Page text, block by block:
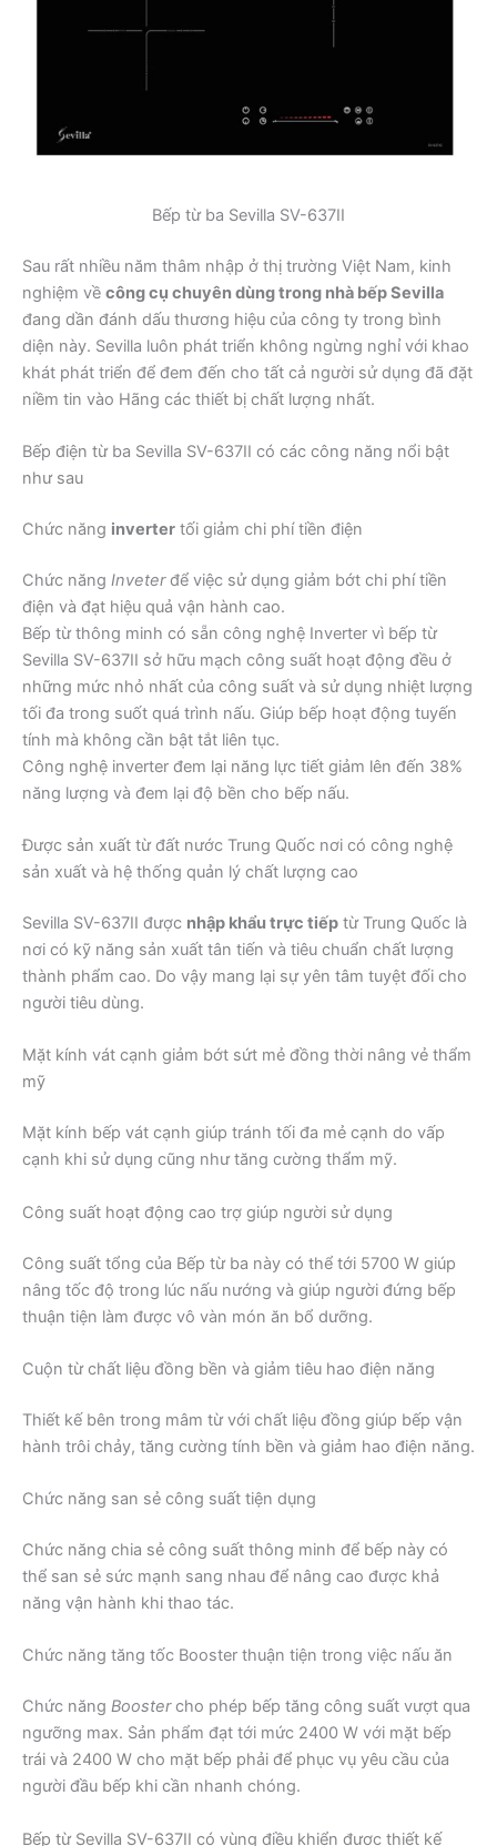
Bếp từ ba Sevilla SV-637II
Sau rất nhiều năm thâm nhập ở thị trường Việt Nam, kinh
nghiệm về công cụ chuyên dùng trong nhà bếp Sevilla
đang dần đánh dấu thương hiệu của công ty trong bình
diện này. Sevilla luôn phát triển không ngừng nghỉ với khao
khát phát triển để đem đến cho tất cả người sử dụng đã đặt
niềm tin vào Hãng các thiết bị chất lượng nhất.
Bếp điện từ ba Sevilla SV-637II có các công năng nổi bật
như sau
Chức năng inverter tối giảm chi phí tiền điện
Chức năng Inveterđể việc sử dụng giảm bớt chi phí tiền
điện và đạt hiệu quả vận hành cao.
Bếp từ thông minh có sẵn công nghệ Inverter vì bếp từ
Sevilla SV-637II sở hữu mạch công suất hoạt động đều ở
những mức nhỏ nhất của công suất và sử dụng nhiệt lượng
tối đa trong suốt quá trình nấu. Giúp bếp hoạt động tuyến
tính mà không cần bật tắt liên tục.
Công nghệ inverter đem lại năng lực tiết giảm lên đến 38%
năng lượng và đem lại độ bền cho bếp nấu.
Được sản xuất từ đất nước Trung Quốc nơi có công nghệ
sản xuất và hệ thống quản lý chất lượng cao
Sevilla SV-637II được nhập khẩu trực tiếp từ Trung Quốc là
nơi có kỹ năng sản xuất tân tiến và tiêu chuẩn chất lượng
thành phẩm cao. Do vậy mang lại sự yên tâm tuyệt đối cho
người tiêu dùng.
Mặt kính vát cạnh giảm bớt sứt mẻ đồng thời nâng vẻ thẩm
mỹ
Mặt kính bếp vát cạnh giúp tránh tối đa mẻ cạnh do vấp
cạnh khi sử dụng cũng như tăng cường thẩm mỹ.
Công suất hoạt động cao trợ giúp người sử dụng
Công suất tổng của Bếp từ ba này có thể tới 5700 W giúp
nâng tốc độ trong lúc nấu nướng và giúp người đứng bếp
thuận tiện làm được vô vàn món ăn bổ dưỡng.
Cuộn từ chất liệu đồng bền và giảm tiêu hao điện năng
Thiết kế bên trong mâm từ với chất liệu đồng giúp bếp vận
hành trôi chảy, tăng cường tính bền và giảm hao điện năng.
Chức năng san sẻ công suất tiện dụng
Chức năng chia sẻ công suất thông minh để bếp này có
thể san sẻ sức mạnh sang nhau để nâng cao được khả
năng vận hành khi thao tác.
Chức năng tăng tốc Booster thuận tiện trong việc nấu ăn
Chức năng Boostercho phép bếp tăng công suất vượt qua
ngưỡng max. Sản phẩm đạt tới mức 2400 W với mặt bếp
trái và 2400 W cho mặt bếp phải để phục vụ yêu cầu của
người đầu bếp khi cần nhanh chóng.
Bếp từ Sevilla SV-637II có vùng điều khiển được thiết kế